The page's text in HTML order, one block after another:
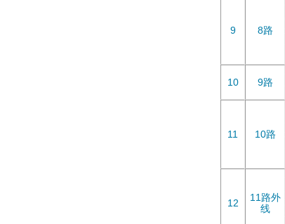
9 8路
10 9路
11 10路
12
11路外
线